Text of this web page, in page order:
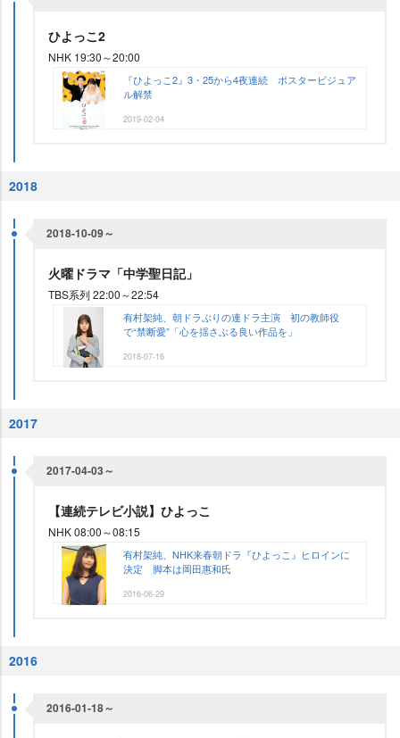
ひよっこ2
NHK 19:30～20:00
『ひよっこ2』3・25から4夜連続 ポスタービジュア
ル解禁
2019-02-04
2018
2018-10-09～
火曜ドラマ「中学聖日記」
TBS系列 22:00～22:54
有村架純、朝ドラぶりの連ドラ主演 初の教師役
で“禁断愛”「心を揺さぶる良い作品を」
2018-07-16
2017
2017-04-03～
【連続テレビ小説】ひよっこ
NHK 08:00～08:15
有村架純、NHK来春朝ドラ『ひよっこ』ヒロインに
決定 脚本は岡田惠和氏
2016-06-29
2016
2016-01-18～